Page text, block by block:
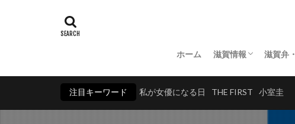
ホーム 滋賀情報
湖北
湖東
湖南
湖西
滋賀弁
注目キーワード 私が女優になる日 THE FIRST 小室圭